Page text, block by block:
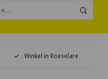
Winkel in Roeselare